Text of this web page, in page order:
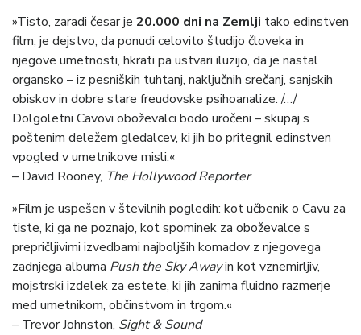
»Tisto, zaradi česar je 20.000 dni na Zemlji tako edinstven
film, je dejstvo, da ponudi celovito študijo človeka in
njegove umetnosti, hkrati pa ustvari iluzijo, da je nastal
organsko – iz pesniških tuhtanj, naključnih srečanj, sanjskih
obiskov in dobre stare freudovske psihoanalize. /…/
Dolgoletni Cavovi oboževalci bodo uročeni – skupaj s
poštenim deležem gledalcev, ki jih bo pritegnil edinstven
vpogled v umetnikove misli.«
– David Rooney, The Hollywood Reporter
»Film je uspešen v številnih pogledih: kot učbenik o Cavu za
tiste, ki ga ne poznajo, kot spominek za oboževalce s
prepričljivimi izvedbami najboljših komadov z njegovega
zadnjega albuma Push the Sky Awayin kot vznemirljiv,
mojstrski izdelek za estete, ki jih zanima fluidno razmerje
med umetnikom, občinstvom in trgom.«
– Trevor Johnston, Sight & Sound